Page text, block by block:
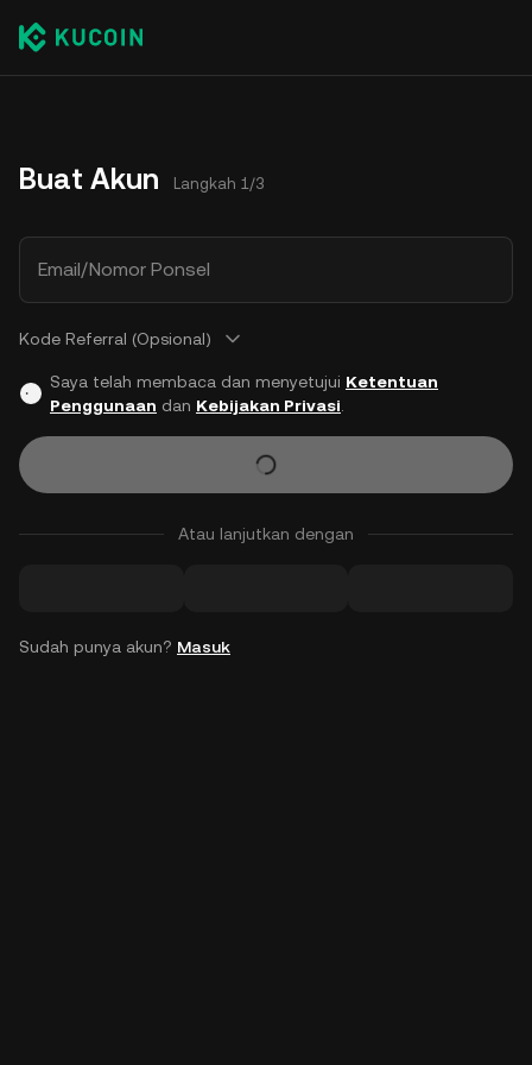
Buat Akun Langkah 1/3
Email/Nomor Ponsel
Kode Referral (Opsional)
Saya telah membaca dan menyetujui Ketentuan
Penggunaan dan Kebijakan Privasi
Atau lanjutkan dengan
Sudah punya akun? Masuk